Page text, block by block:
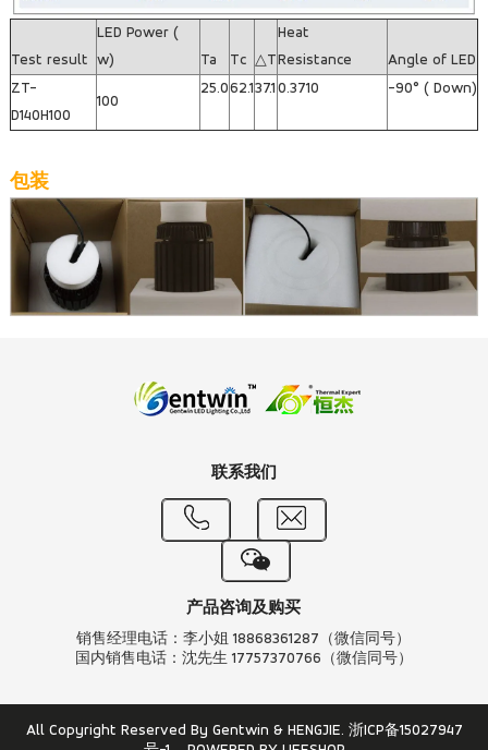
Test result
LED Power (
w)
Ta Tc △T
Heat
Resistance
Angle of LED
ZT-
D140H100
100
25.062.137.1 0.3710 -90° ( Down)
包装
联系我们
产品咨询及购买
销售经理电话：李小姐 18868361287（微信同号）
国内销售电话：沈先生 17757370766（微信同号）
All Copyright Reserved By Gentwin & HENGJIE. 浙ICP备15027947